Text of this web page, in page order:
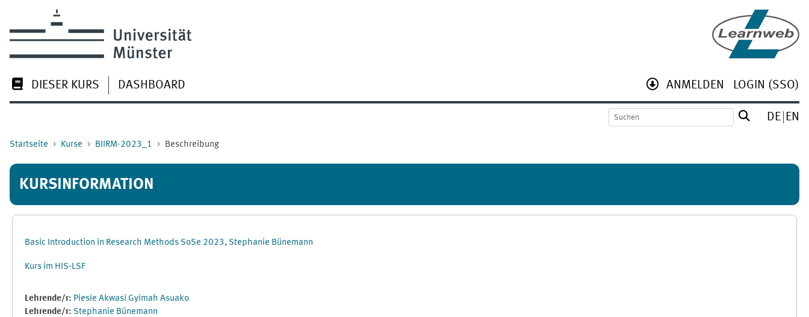
DIESER KURS DASHBOARD ANMELDEN LOGIN (SSO)
DE EN
Startseite Kurse BIIRM-2023_1 Beschreibung
KURSINFORMATION
Basic Introduction in Research Methods SoSe 2023, Stephanie Bünemann
Kurs im HIS-LSF
Lehrende/r: Piesie Akwasi Gyimah Asuako
Lehrende/r: Stephanie Bünemann